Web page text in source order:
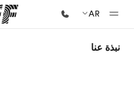
AR
الصفحة الرئيسية
نبذة عنا